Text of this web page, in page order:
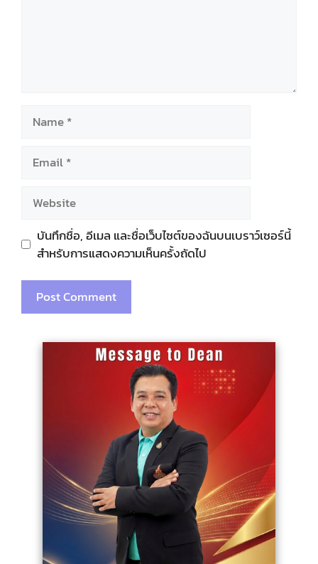
บันทึกชื่อ, อีเมล และชื่อเว็บไซต์ของฉันบนเบราว์เซอร์นี้
สำหรับการแสดงความเห็นครั้งถัดไป